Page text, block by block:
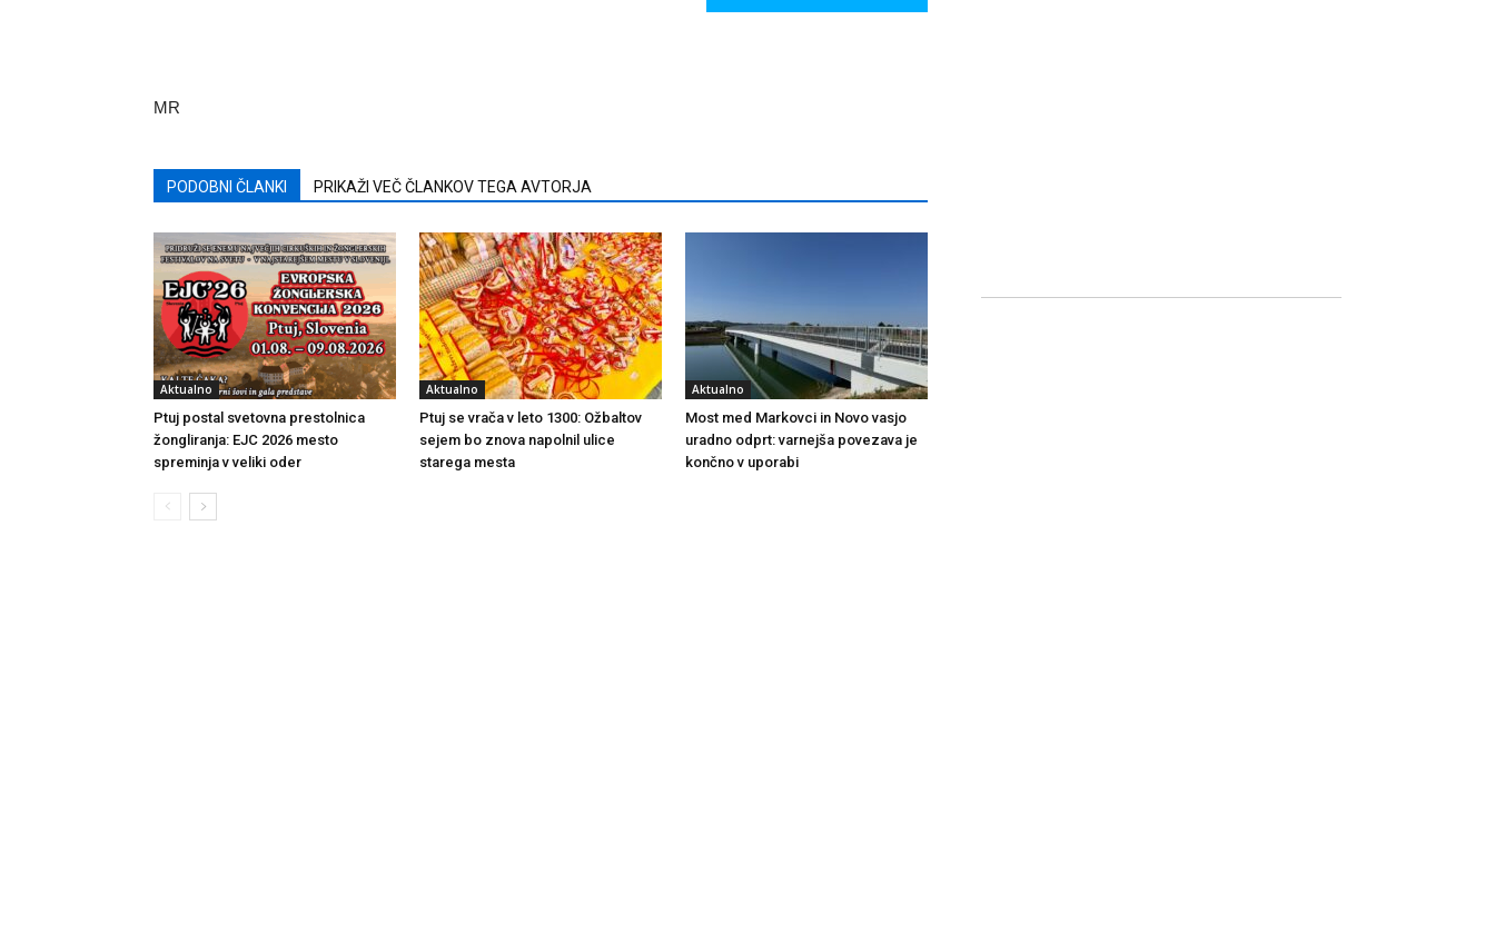
MR
PODOBNI ČLANKI PRIKAŽI VEČ ČLANKOV TEGA AVTORJA
Aktualno
Ptuj postal svetovna prestolnica
žongliranja: EJC 2026 mesto
spreminja v veliki oder
Aktualno
Ptuj se vrača v leto 1300: Ožbaltov
sejem bo znova napolnil ulice
starega mesta
Aktualno
Most med Markovci in Novo vasjo
uradno odprt: varnejša povezava je
končno v uporabi